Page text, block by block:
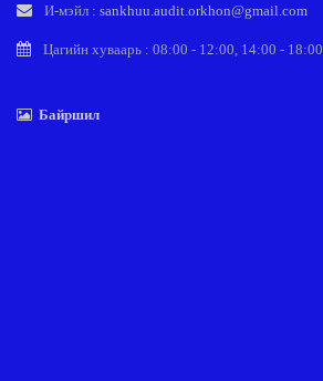
И-мэйл : sankhuu.audit.orkhon@gmail.com
Цагийн хуваарь : 08:00 - 12:00, 14:00 - 18:00
Байршил